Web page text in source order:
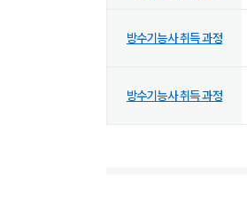
방수기능사 취득 과정
방수기능사 취득 과정